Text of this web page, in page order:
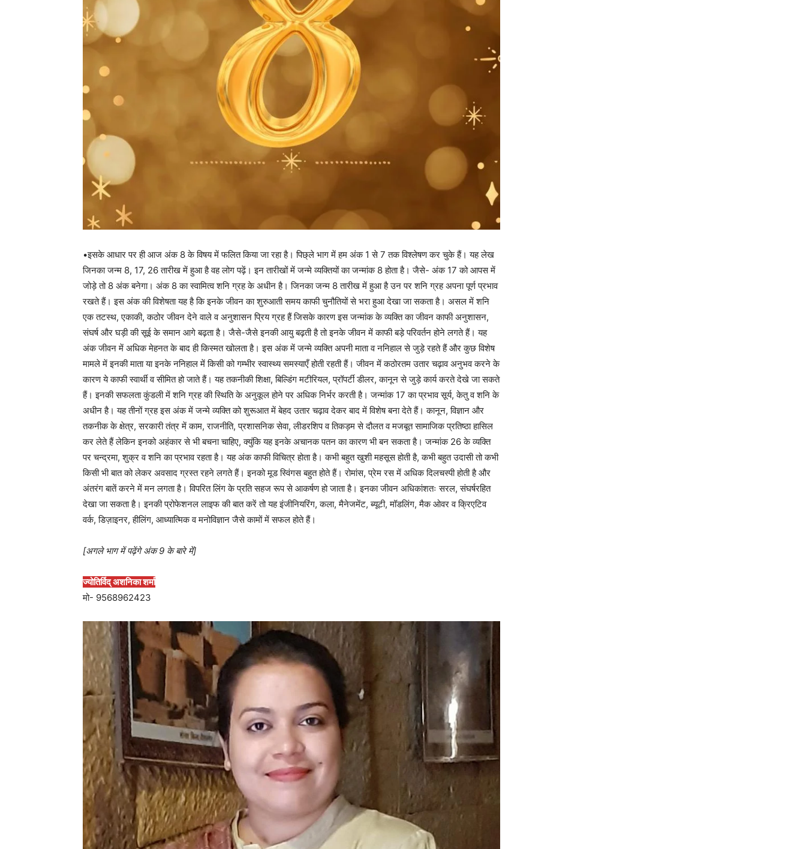
•इसके आधार पर ही आज अंक 8 के विषय में फलित किया जा रहा है। पिछ्ले भाग में हम अंक 1 से 7 तक विश्लेषण कर चुके हैं। यह लेख
जिनका जन्म 8, 17, 26 तारीख में हुआ है वह लोग पढ़ें। इन तारीखों में जन्मे व्यक्तियों का जन्मांक 8 होता है। जैसे- अंक 17 को आपस में
जोड़े तो 8 अंक बनेगा। अंक 8 का स्वामित्व शनि ग्रह के अधीन है। जिनका जन्म 8 तारीख में हुआ है उन पर शनि ग्रह अपना पूर्ण प्रभाव
रखते हैं। इस अंक की विशेषता यह है कि इनके जीवन का शुरुआती समय काफी चुनौतियों से भरा हुआ देखा जा सकता है। असल में शनि
एक तटस्थ, एकाकी, कठोर जीवन देने वाले व अनुशासन प्रिय ग्रह हैं जिसके कारण इस जन्मांक के व्यक्ति का जीवन काफी अनुशासन,
संघर्ष और घड़ी की सूई के समान आगे बढ़ता है। जैसे-जैसे इनकी आयु बढ़ती है तो इनके जीवन में काफी बड़े परिवर्तन होने लगते हैं। यह
अंक जीवन में अधिक मेहनत के बाद ही किस्मत खोलता है। इस अंक में जन्मे व्यक्ति अपनी माता व ननिहाल से जुड़े रहते हैं और कुछ विशेष
मामले में इनकी माता या इनके ननिहाल में किसी को गम्भीर स्वास्थ्य समस्याएँ होती रहती हैं। जीवन में कठोरतम उतार चढ़ाव अनुभव करने के
कारण ये काफी स्वार्थी व सीमित हो जाते हैं। यह तकनीकी शिक्षा, बिल्डिंग मटीरियल, प्रॉपर्टी डीलर, कानून से जुड़े कार्य करते देखे जा सकते
हैं। इनकी सफलता कुंडली में शनि ग्रह की स्थिति के अनुकूल होने पर अधिक निर्भर करती है। जन्मांक 17 का प्रभाव सूर्य, केतु व शनि के
अधीन है। यह तीनों ग्रह इस अंक में जन्मे व्यक्ति को शुरूआत में बेहद उतार चढ़ाव देकर बाद में विशेष बना देते हैं। कानून, विज्ञान और
तकनीक के क्षेत्र, सरकारी तंत्र में काम, राजनीति, प्रशासनिक सेवा, लीडरशिप व तिकड़म से दौलत व मजबूत सामाजिक प्रतिष्ठा हासिल
कर लेते हैं लेकिन इनको अहंकार से भी बचना चाहिए, क्युंकि यह इनके अचानक पतन का कारण भी बन सकता है। जन्मांक 26 के व्यक्ति
पर चन्द्रमा, शुक्र व शनि का प्रभाव रहता है। यह अंक काफी विचित्र होता है। कभी बहुत खुशी महसूस होती है, कभी बहुत उदासी तो कभी
किसी भी बात को लेकर अवसाद ग्रस्त रहने लगते हैं। इनको मूड स्विंगस बहुत होते हैं। रोमांस, प्रेम रस में अधिक दिलचस्पी होती है और
अंतरंग बातें करने में मन लगता है। विपरित लिंग के प्रति सहज रूप से आकर्षण हो जाता है। इनका जीवन अधिकांशतः सरल, संघर्षरहित
देखा जा सकता है। इनकी प्रोफेशनल लाइफ की बात करें तो यह इंजीनियरिंग, कला, मैनेजमेंट, ब्यूटी, मॉडलिंग, मैक ओवर व क्रिएटिव
वर्क, डिज़ाइनर, हीलिंग, आध्यात्मिक व मनोविज्ञान जैसे कामों में सफल होते हैं।
[अगले भाग में पढ़ेंगे अंक 9 के बारे में]
ज्योतिर्विद् अशनिका शर्मा
मो- 9568962423